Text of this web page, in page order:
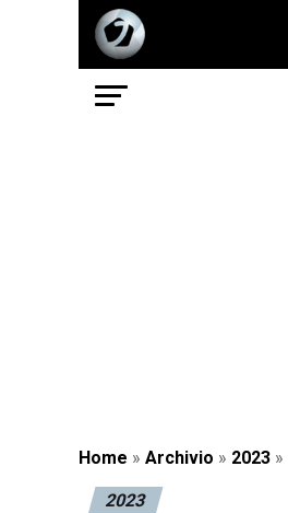
Home » Archivio » 2023 »
2023